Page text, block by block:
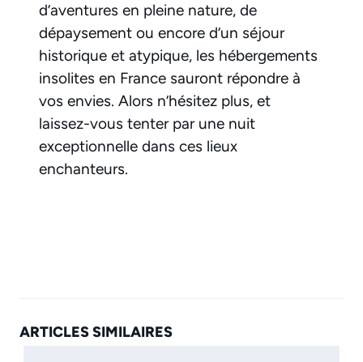
d’aventures en pleine nature, de
dépaysement ou encore d’un séjour
historique et atypique, les hébergements
insolites en France sauront répondre à
vos envies. Alors n’hésitez plus, et
laissez-vous tenter par une nuit
exceptionnelle dans ces lieux
enchanteurs.
ARTICLES SIMILAIRES